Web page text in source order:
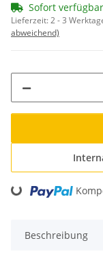
Sofort verfügbar
Lieferzeit:2 - 3
abweichend)
Loading...
Beschreibung